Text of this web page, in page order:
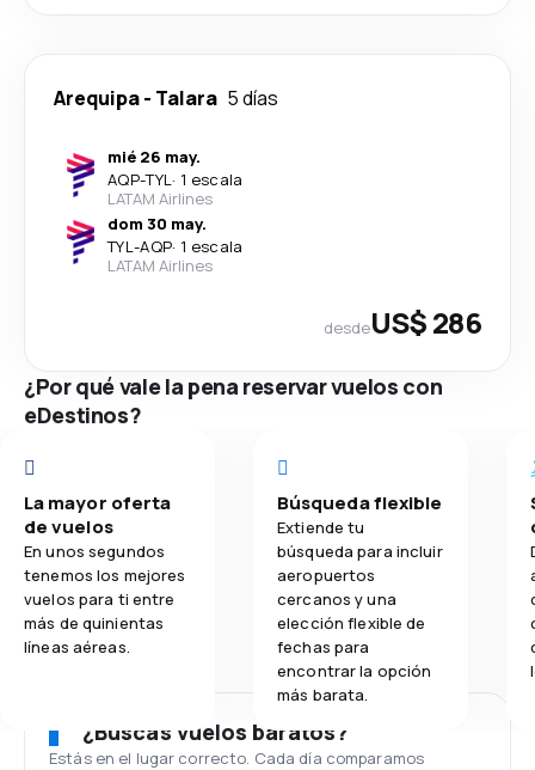
Arequipa- Talara 5 días
mié 26 may.
AQP-TYL· 1 escala
LATAM Airlines
dom 30 may.
TYL-AQP· 1 escala
LATAM Airlines
desdeUS$ 286
¿Por qué vale la pena reservar vuelos con
eDestinos?
La mayor oferta
de vuelos
En unos segundos
tenemos los mejores
vuelos para ti entre
más de quinientas
líneas aéreas.
Búsqueda flexible
Extiende tu
búsqueda para incluir
aeropuertos
cercanos y una
elección flexible de
fechas para
encontrar la opción
más barata.
¿Buscas vuelos baratos?
Estás en el lugar correcto. Cada día comparamos